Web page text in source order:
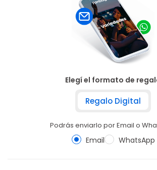
Elegí el formato de
Regalo Digital
Podrás enviarlo por Email o
Email WhatsApp